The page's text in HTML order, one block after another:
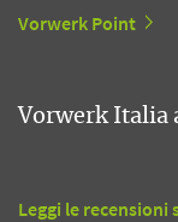
Vorwerk Point
Vorwerk Italia
Leggi le